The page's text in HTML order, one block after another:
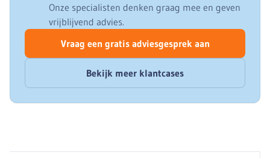
Onze specialisten denken graag mee en geven
vrijblijvend advies.
Vraag een gratis adviesgesprek aan
Bekijk meer klantcases